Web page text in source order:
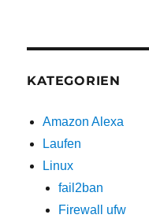
KATEGORIEN
Amazon Alexa
Laufen
Linux
fail2ban
Firewall ufw